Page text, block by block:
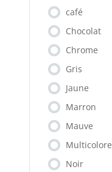
café
Chocolat
Chrome
Gris
Jaune
Marron
Mauve
Multicolore
Noir